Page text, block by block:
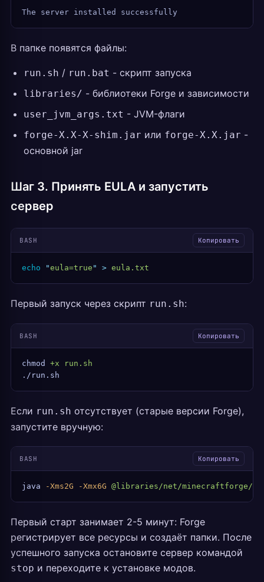
The server installed successfully
В папке появятся файлы:
run.sh / run.bat - скрипт запуска
libraries/ - библиотеки Forge и зависимости
user_jvm_args.txt - JVM-флаги
forge-X.X-X-shim.jar или forge-X.X.jar -
основной jar
Шаг 3. Принять EULA и запустить
сервер
BASH Копировать
echo "eula=true " > eula.txt
Первый запуск через скрипт run.sh:
BASH Копировать
chmod +x run.sh
./run.sh
Если run.sh отсутствует (старые версии Forge),
запустите вручную:
BASH Копировать
java -Xms2G -Xmx6G @libraries/net/minecraftforge/
Первый старт занимает 2-5 минут: Forge
регистрирует все ресурсы и создаёт папки. После
успешного запуска остановите сервер командой
stop и переходите к установке модов.